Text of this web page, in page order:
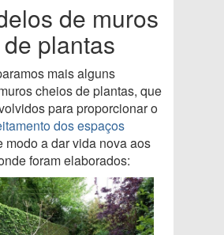
de muros
plantas
mais alguns
cheios de plantas, que
para proporcionar o
dos espaços
modo a dar vida nova aos
foram elaborados: